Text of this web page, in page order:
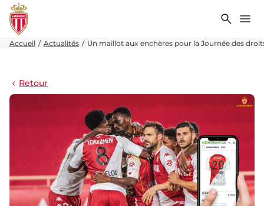
Accueil Actualités Un maillot aux enchères pour la Journée des
Retour